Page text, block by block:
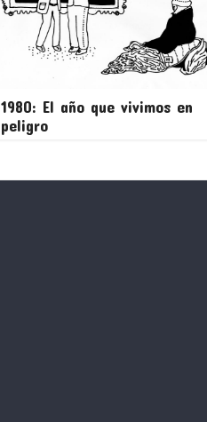
1980: El año que vivimos en
peligro